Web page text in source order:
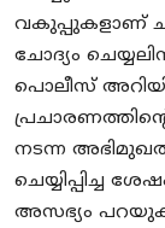
വകുപ്പുകളാണ്
ചോദ്യം
പൊലീസ്
നടന്ന
ചെയ്യിപ്പിച്ച
അസഭ്യം